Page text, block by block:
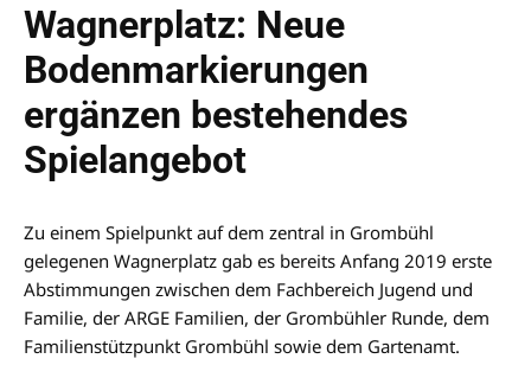
Wagnerplatz: Neue
Bodenmarkierungen
ergänzen bestehendes
Spielangebot
Zu einem Spielpunkt auf dem zentral in Grombühl
gelegenen Wagnerplatz gab es bereits Anfang 2019 erste
Abstimmungen zwischen dem Fachbereich Jugend und
Familie, der ARGE Familien, der Grombühler Runde, dem
Familienstützpunkt Grombühl sowie dem Gartenamt.